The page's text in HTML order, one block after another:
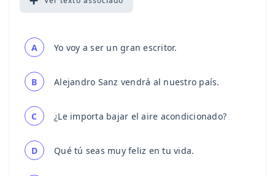
A Yo voy a ser un gran escritor.
B Alejandro Sanz vendrá al nuestro país.
C ¿Le importa bajar el aire acondicionado?
D Qué tú seas muy feliz en tu vida.